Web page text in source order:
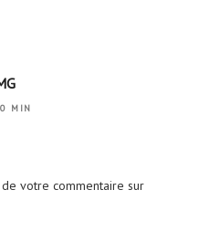
MIN
votre commentaire sur